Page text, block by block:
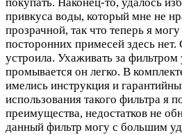
покупать. Наконец-то, удалось
привкуса воды, который мне не
прозрачной, так что теперь я
посторонних примесей здесь
устроила. Ухаживать за фильтром
промывается он легко. В
имелись инструкция и
использования такого фильтра я
преимущества, недостатков не
данный фильтр могу с большим